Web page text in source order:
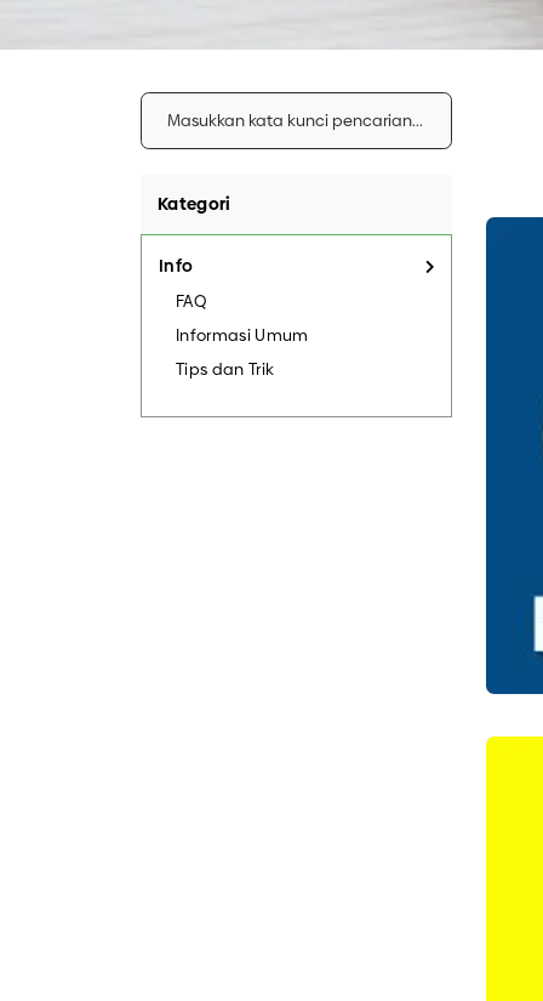
Kategori
Info
FAQ
Informasi Umum
Tips dan Trik